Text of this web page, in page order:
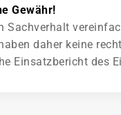
Gewähr!
daher keine
Einsatzbericht des